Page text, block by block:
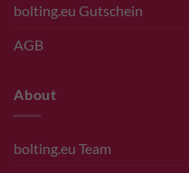
bolting.eu Gutschein
AGB
About
bolting.eu Team